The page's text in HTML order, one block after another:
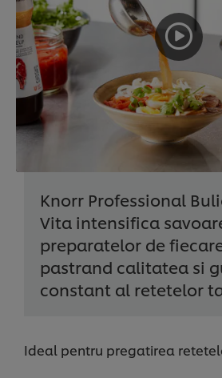
Knorr Professional
Vita intensifica
preparatelor de
pastrand calitatea si
constant al retetelor
Ideal pentru pregatirea